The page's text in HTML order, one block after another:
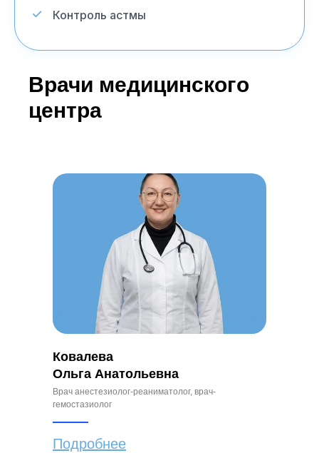
Контроль астмы
Врачи медицинского
центра
Ковалева
Ольга Анатольевна
Врач анестезиолог-реаниматолог, врач-
гемостазиолог
Подробнее